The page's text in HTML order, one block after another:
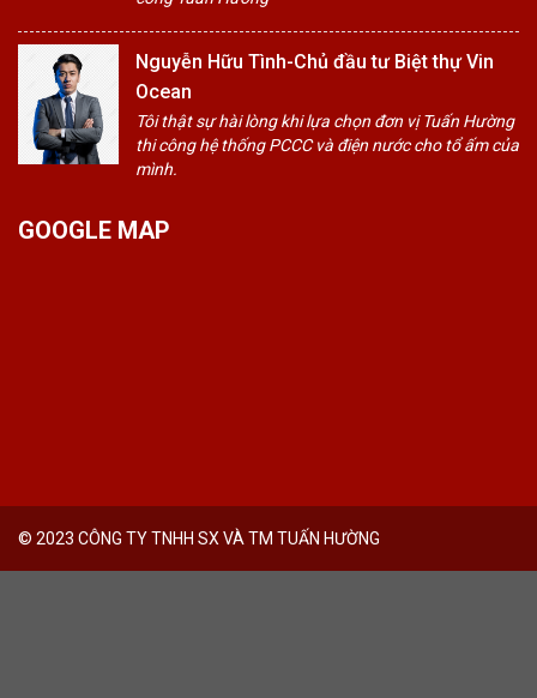
Nguyễn Hữu Tình-Chủ đầu tư Biệt thự Vin
Ocean
Tôi thật sự hài lòng khi lựa chọn đơn vị Tuấn Hường
thi công hệ thống PCCC và điện nước cho tổ ấm của
mình.
GOOGLE MAP
© 2023 CÔNG TY TNHH SX VÀ TM TUẤN HƯỜNG